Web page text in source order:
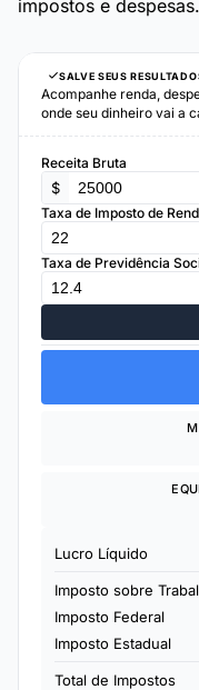
impostos e despesas.
SALVE SEUS
Acompanhe renda,
onde seu dinheiro vai a
Receita Bruta
$
Taxa de Imposto de
Taxa de Previdência
Lucro Líquido
Imposto sobre
Imposto Federal
Imposto Estadual
Total de Impostos